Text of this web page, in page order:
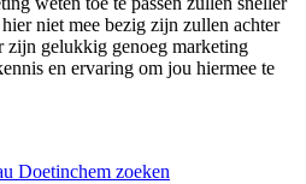
niet mee bezig zijn zullen achter
zijn gelukkig genoeg marketing
en ervaring om jou hiermee te
Doetinchem zoeken